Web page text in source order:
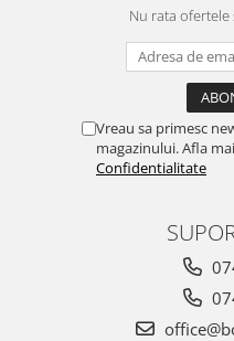
Nu rata
Vreau sa primesc
magazinului. Afla
Confidentialitate